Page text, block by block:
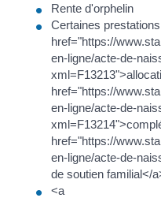
Rente d'orphelin
Certaines
href="https://
en-ligne/acte-de-
href="https://
en-ligne/acte-de-
href="https://
en-ligne/acte-de-
de soutien familial</
<a